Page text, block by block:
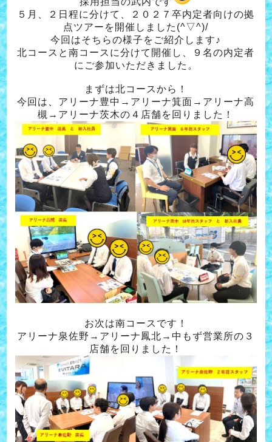
５月、２日程に分けて、２０２７卒内定者向けの拠
点ツアーを開催しました(^▽^)/
今回はそちらの様子をご紹介します♪
北コースと南コースに分けて開催し、９名の内定者
にご参加いただきました。
まずは北コースから！
今回は、アリーナ豊中→アリーナ箕面→アリーナ高
槻→アリーナ茨木の４店舗を回りました！
お次は南コースです！
アリーナ泉佐野→アリーナ鳳北→中もず営業所の３
店舗を回りました！